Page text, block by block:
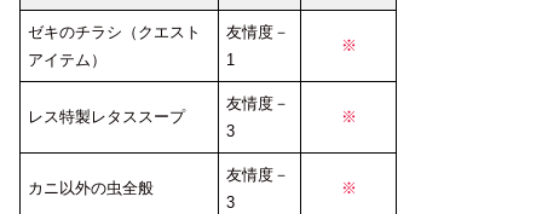
ゼキのチラシ（クエスト
アイテム）
友情度－
1
※
レス特製レタススープ
友情度－
3
※
カニ以外の虫全般
友情度－
3
※